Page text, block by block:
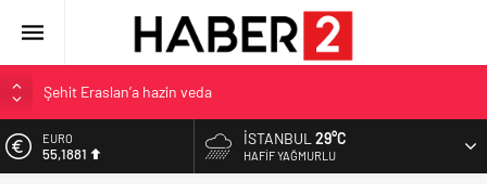
Şehit Eraslan’a hazin veda
Toprak Razgatlıoğlu Çekya’da ikinci oldu
Malatya’da Bakırcılar Çarşısı’na ilk kazma
EURO
55,1881
İSTANBUL29°C
HAFIF YAĞMURLU